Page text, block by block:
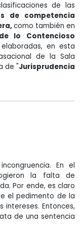
de las
de competencia
como también en
lo Contencioso
en esta
de la Sala
de "Jurisprudencia
En el
la falta de
Por ende, es claro
el pedimento de la
intereses. Entonces,
de una sentencia